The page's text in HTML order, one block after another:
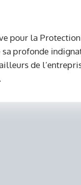
pour la
profonde
de